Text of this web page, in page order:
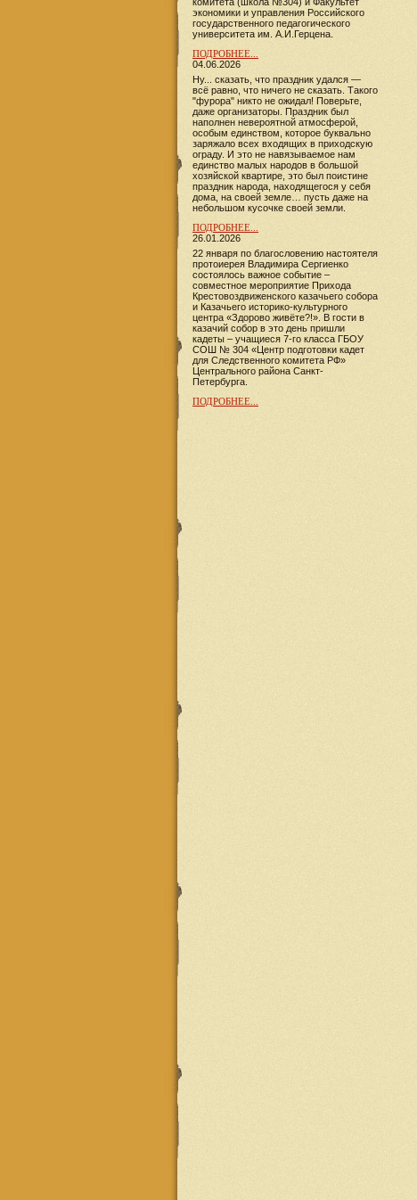
экономики и управления Российского
государственного педагогического
университета им. А.И.Герцена.
ПОДРОБНЕЕ...
04.06.2026
Ну... сказать, что праздник удался —
всё равно, что ничего не сказать. Такого
"фурора" никто не ожидал! Поверьте,
даже организаторы. Праздник был
наполнен невероятной атмосферой,
особым единством, которое буквально
заряжало всех входящих в приходскую
ограду. И это не навязываемое нам
единство малых народов в большой
хозяйской квартире, это был поистине
праздник народа, находящегося у себя
дома, на своей земле… пусть даже на
небольшом кусочке своей земли.
ПОДРОБНЕЕ...
26.01.2026
22 января по благословению настоятеля
протоиерея Владимира Сергиенко
состоялось важное событие –
совместное мероприятие Прихода
Крестовоздвиженского казачьего собора
и Казачьего историко-культурного
центра «Здорово живёте?!». В гости в
казачий собор в это день пришли
кадеты – учащиеся 7-го класса ГБОУ
СОШ № 304 «Центр подготовки кадет
для Следственного комитета РФ»
Центрального района Санкт-
Петербурга.
ПОДРОБНЕЕ...